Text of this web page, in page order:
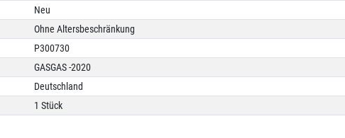
Neu
Ohne Altersbeschränkung
P300730
GASGAS -2020
Deutschland
1 Stück